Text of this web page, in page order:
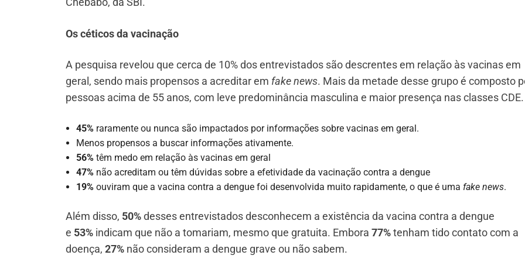
Os céticos da vacinação
A pesquisa revelou que cerca de 10% dos entrevistados são descrentes em relação às vacinas em
geral, sendo mais propensos a acreditar em fake news. Mais da metade desse grupo é composto
pessoas acima de 55 anos, com leve predominância masculina e maior presença nas classes CDE.
45% raramente ou nunca são impactados por informações sobre vacinas em geral.
Menos propensos a buscar informações ativamente.
56% têm medo em relação às vacinas em geral
47% não acreditam ou têm dúvidas sobre a efetividade da vacinação contra a dengue
19% ouviram que a vacina contra a dengue foi desenvolvida muito rapidamente, o que é uma fake news.
Além disso, 50%desses entrevistados desconhecem a existência da vacina contra a dengue
e 53% indicam que não a tomariam, mesmo que gratuita. Embora 77%tenham tido contato com a
doença, 27% não consideram a dengue grave ou não sabem.